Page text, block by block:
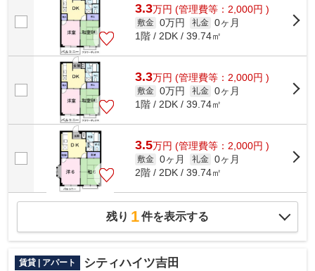
3.3万円 (管理費等：2,000円 )
敷金 0万円 礼金 0ヶ月
1階 / 2DK / 39.74㎡
3.3万円 (管理費等：2,000円 )
敷金 0万円 礼金 0ヶ月
1階 / 2DK / 39.74㎡
3.5万円 (管理費等：2,000円 )
敷金 0ヶ月 礼金 0ヶ月
2階 / 2DK / 39.74㎡
残り 1件を表示する
賃貸 | アパート シティハイツ吉田